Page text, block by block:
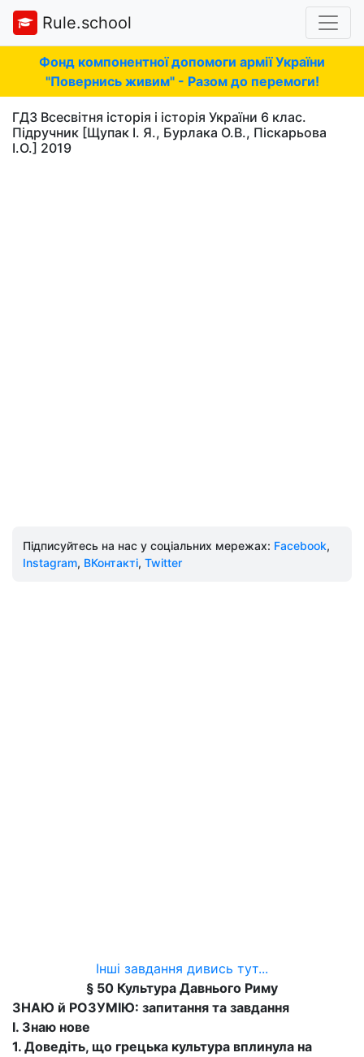
Rule.school
Фонд компонентної допомоги армії України
"Повернись живим" - Разом до перемоги!
ГДЗ Всесвітня історія і історія України 6 клас.
Підручник [Щупак І. Я., Бурлака О.В., Піскарьова
І.О.] 2019
Підписуйтесь на нас у соціальних мережах: Facebook,
Instagram, ВКонтакті, Twitter
Інші завдання дивись тут...
§ 50 Культура Давнього Риму
ЗНАЮ й РОЗУМІЮ: запитання та завдання
I. Знаю нове
1. Доведіть, що грецька культура вплинула на